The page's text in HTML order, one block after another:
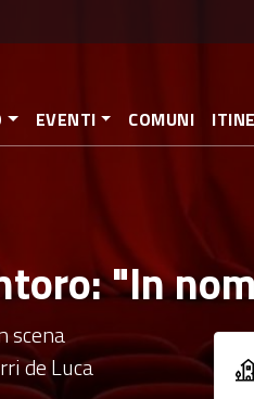
EVENTI COMUNI
"In
scena
de Luca